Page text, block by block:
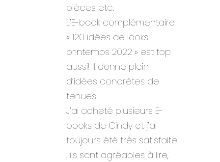
pièces etc.
L’E-book complémentaire
« 120 idées de looks
printemps 2022 » est top
aussi! Il donne plein
d’idées concrètes de
tenues!
J’ai acheté plusieurs E-
books de Cindy et j’ai
toujours été très satisfaite
: ils sont agréables à lire,